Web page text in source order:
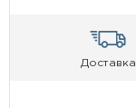
Доставка